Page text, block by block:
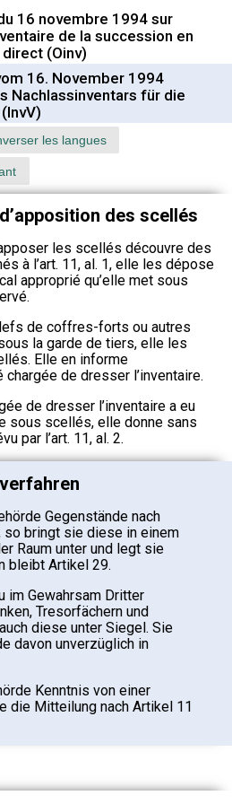
16 novembre 1994 sur
de la succession en
(Oinv)
16. November 1994
Nachlassinventars für die
les langues
des scellés
les scellés découvre des
à l’art. 11, al. 1, elle les dépose
approprié qu’elle met sous
de coffres-forts ou autres
la garde de tiers, elle les
Elle en informe
chargée de dresser l’inventaire.
de dresser l’inventaire a eu
sous scellés, elle donne sans
par l’art. 11, al. 2.
Gegenstände nach
bringt sie diese in einem
Raum unter und legt sie
bleibt Artikel 29.
im Gewahrsam Dritter
Tresorfächern und
diese unter Siegel. Sie
davon unverzüglich in
Kenntnis von einer
die Mitteilung nach Artikel 11